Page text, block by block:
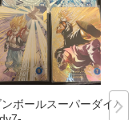
ンボールスーパーダイバ